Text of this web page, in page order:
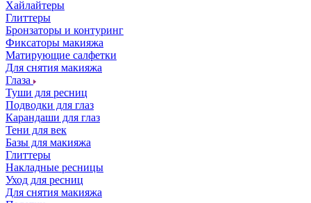
Хайлайтеры
Глиттеры
Бронзаторы и контуринг
Фиксаторы макияжа
Матирующие салфетки
Для снятия макияжа
Глаза
Туши для ресниц
Подводки для глаз
Карандаши для глаз
Тени для век
Базы для макияжа
Глиттеры
Накладные ресницы
Уход для ресниц
Для снятия макияжа